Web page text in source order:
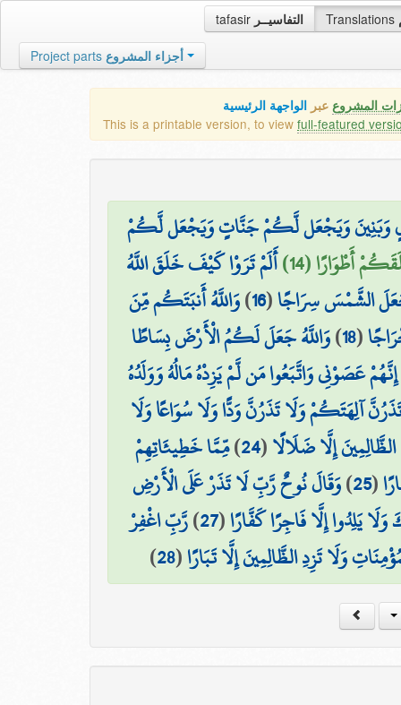
tafasir التفاسيــر Translations
Project parts أجزاء المشروع
المشروع عبر الواجهة الرئيسية
This is a printable version, to view full-featured
وَبَنِينَ وَيَجْعَل لَّكُمْ جَنَّاتٍ وَيَجْعَل لَّكُمْ
أَطْوَارًا (14)
أَلَمْ تَرَوْا كَيْفَ خَلَقَ اللَّهُ
الشَّمْسَ سِرَاجًا(
16
)وَاللَّهُ أَنبَتَكُم مِّنَ
(
18
)وَاللَّهُ جَعَلَ لَكُمُ الْأَرْضَ بِسَاطًا
عَصَوْنِي وَاتَّبَعُوا مَن لَّمْ يَزِدْهُ مَالُهُ وَوَلَدُهُ
تَذَرُنَّ آلِهَتَكُمْ وَلَا تَذَرُنَّ وَدًّا وَلَا سُوَاعًا وَلَا
إِلَّا ضَلَالًا(
24
)مِّمَّا خَطِيئَاتِهِمْ
(
25
)وَقَالَ نُوحٌ رَّبِّ لَا تَذَرْ عَلَى الْأَرْضِ
يَلِدُوا إِلَّا فَاجِرًا كَفَّارًا(
27
)رَّبِّ اغْفِرْ
وَلَا تَزِدِ الظَّالِمِينَ إِلَّا تَبَارًا(
28
)